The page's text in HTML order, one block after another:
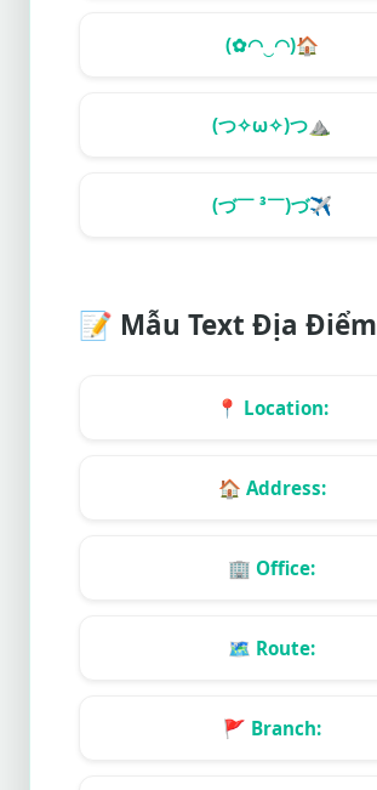
(✿◠‿◠)🏠
(つ✧ω✧)つ⛰️
(づ￣ ³￣)づ✈️
📝 Mẫu Text Địa Điểm
📍 Location:
🏠 Address:
🏢 Office:
🗺️ Route:
🚩 Branch: